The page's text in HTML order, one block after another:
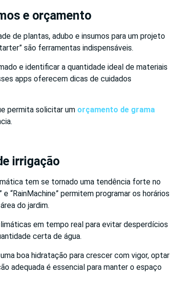
e orçamento
de plantas, adubo e insumos para um projeto
são ferramentas indispensáveis.
e identificar a quantidade ideal de materiais
apps oferecem dicas de cuidados
permita solicitar um orçamento de grama
irrigação
tem se tornado uma tendência forte no
“RainMachine” permitem programar os horários
do jardim.
em tempo real para evitar desperdícios
certa de água.
boa hidratação para crescer com vigor, optar
adequada é essencial para manter o espaço